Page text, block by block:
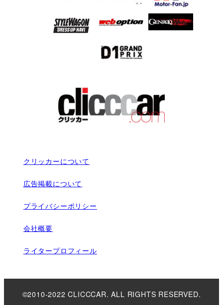
クリッカーについて
広告掲載について
プライバシーポリシー
会社概要
ライタープロフィール
©2010-2022 CLICCCAR. ALL RIGHTS RESERVED.